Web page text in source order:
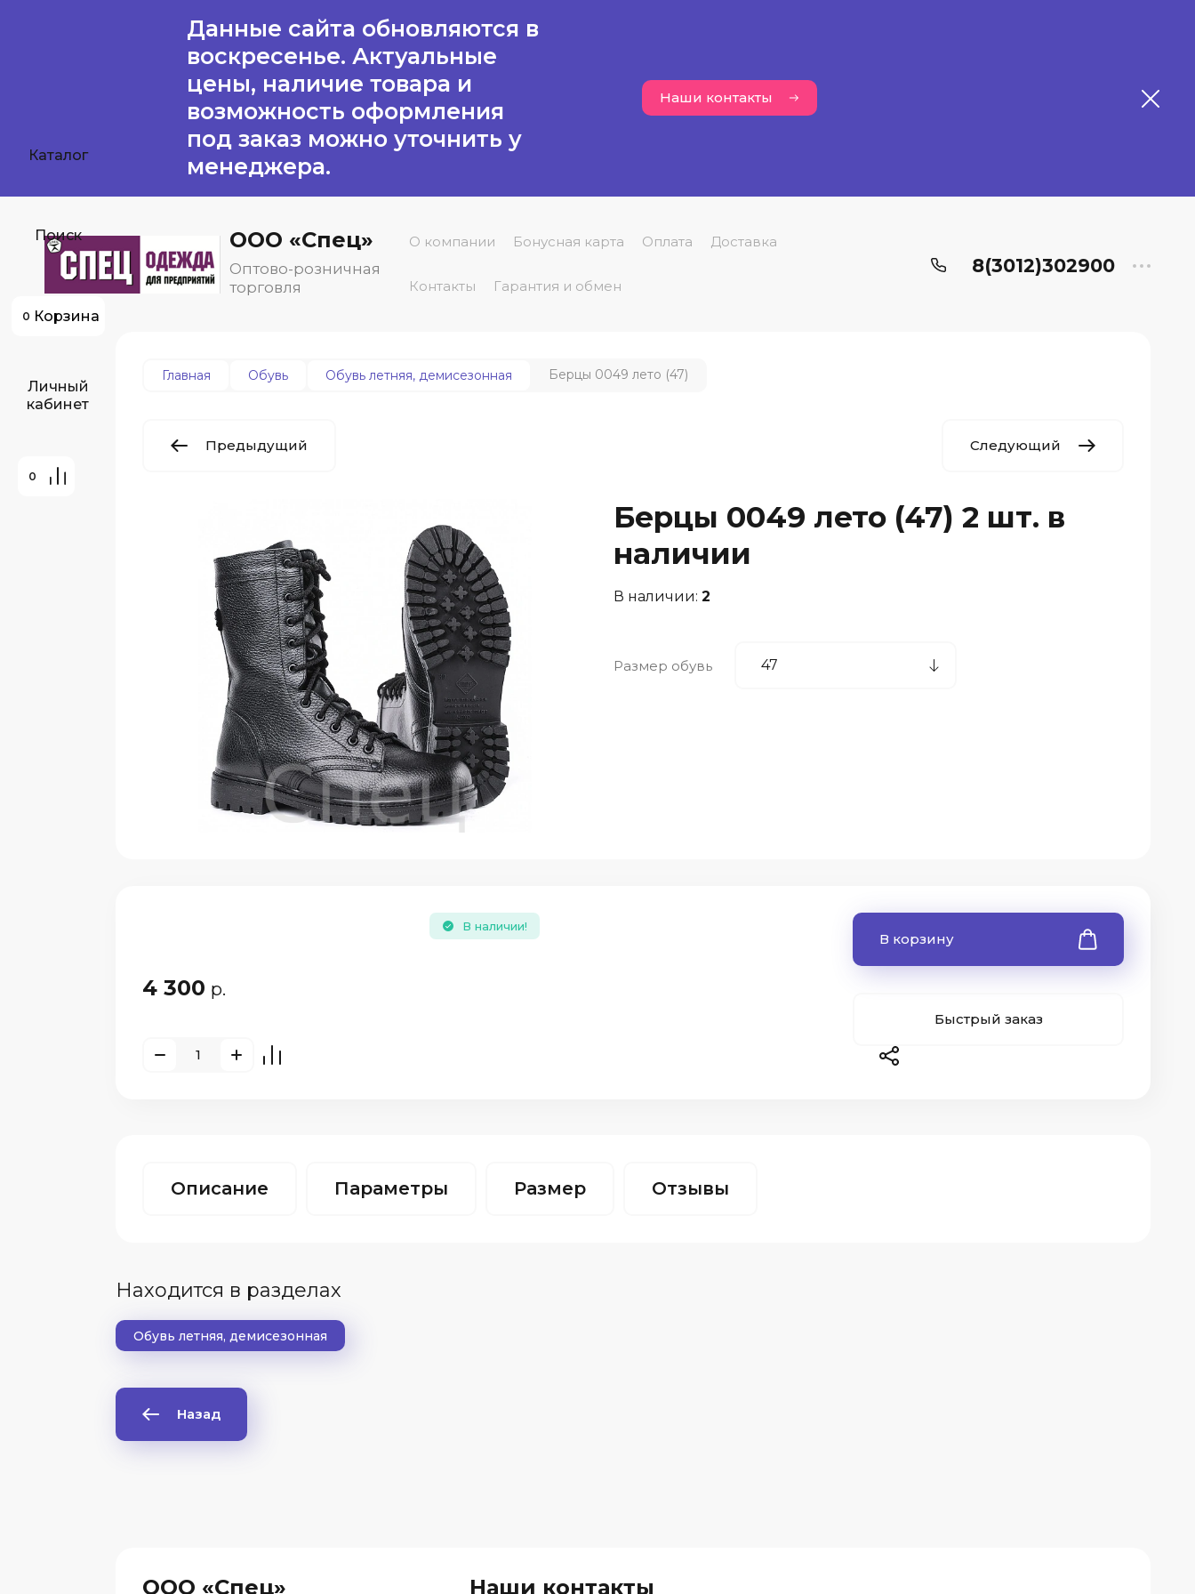
Каталог
Поиск
0 Корзина
Личный
кабинет
0
Данные сайта обновляются в
воскресенье. Актуальные
цены, наличие товара и
возможность оформления
под заказ можно уточнить у
менеджера.
Наши контакты
ООО «Спец»
Оптово-розничная
торговля
О компании Бонусная карта Оплата Доставка
Контакты Гарантия и обмен
8(3012)302900
Главная Обувь Обувь летняя, демисезонная Берцы 0049 лето (47)
Предыдущий Следующий
Берцы 0049 лето (47) 2 шт. в
наличии
В наличии: 2
Размер обувь
В наличии!
4 300 р.
В корзину
Быстрый заказ
Описание Параметры Размер Отзывы
Находится в разделах
Обувь летняя, демисезонная
Назад
ООО «Спец» Наши контакты